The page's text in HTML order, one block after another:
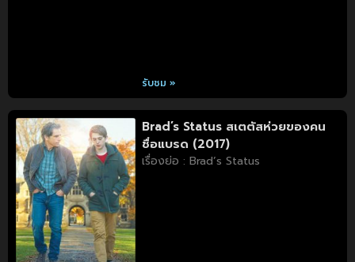
รับชม »
Brad’s Status สเตตัสห่วยของคน
ชื่อแบรด (2017)
เรื่องย่อ : Brad’s Status